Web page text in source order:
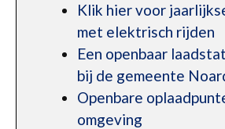
Klik hier voor
met elektrisch rijden
Een openbaar
bij de gemeente
Openbare
omgeving